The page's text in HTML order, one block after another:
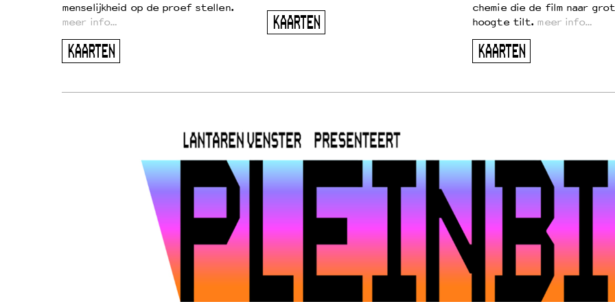
menselijkheid op de proef stellen.
meer info…
KAARTEN
KAARTEN
chemie die de film naar
hoogte tilt. meer info…
KAARTEN